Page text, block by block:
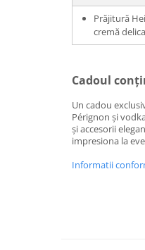
Prăjitură
cremă
Cadoul
Un cadou
Pérignon și
și accesorii
impresiona la
Informatii